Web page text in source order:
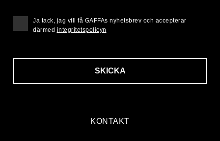
KONTAKT
SKICKA
Ja tack, jag vill få GAFFAs nyhetsbrev och accepterar
därmed integritetspolicyn